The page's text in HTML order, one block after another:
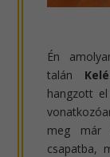
Én
talán
hangzott
meg már
csapatba,